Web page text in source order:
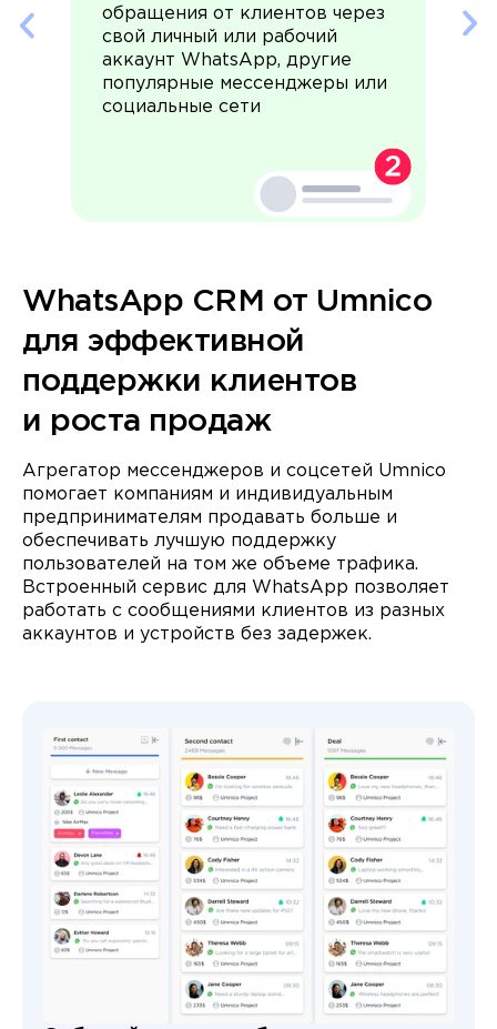
обращения от клиентов через
свой личный или рабочий
аккаунт WhatsApp, другие
популярные мессенджеры или
социальные сети
WhatsApp CRM от Umnico
для эффективной
поддержки клиентов
и роста продаж
Агрегатор мессенджеров и соцсетей Umnico
помогает компаниям и индивидуальным
предпринимателям продавать больше и
обеспечивать лучшую поддержку
пользователей на том же объеме трафика.
Встроенный сервис для WhatsApp позволяет
работать с сообщениями клиентов из разных
аккаунтов и устройств без задержек.